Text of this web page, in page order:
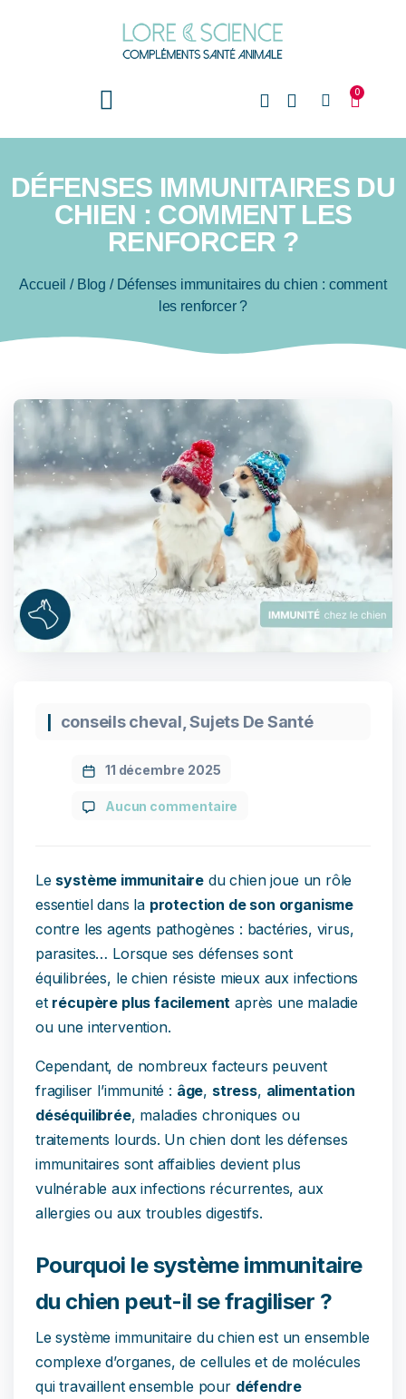
0
DÉFENSES IMMUNITAIRES DU
CHIEN : COMMENT LES
RENFORCER ?
Accueil / Blog / Défenses immunitaires du chien : comment
les renforcer ?
conseils cheval ,Sujets De Santé
11 décembre 2025
Aucun commentaire
Le système immunitaire du chien joue un rôle
essentiel dans la protection de son organisme
contre les agents pathogènes : bactéries, virus,
parasites… Lorsque ses défenses sont
équilibrées, le chien résiste mieux aux infections
et récupère plus facilement après une maladie
ou une intervention.
Cependant, de nombreux facteurs peuvent
fragiliser l’immunité : âge, stress, alimentation
déséquilibrée, maladies chroniques ou
traitements lourds. Un chien dont les défenses
immunitaires sont affaiblies devient plus
vulnérable aux infections récurrentes, aux
allergies ou aux troubles digestifs.
Pourquoi le système immunitaire
du chien peut-il se fragiliser ?
Le système immunitaire du chien est un ensemble
complexe d’organes, de cellules et de molécules
qui travaillent ensemble pour défendre